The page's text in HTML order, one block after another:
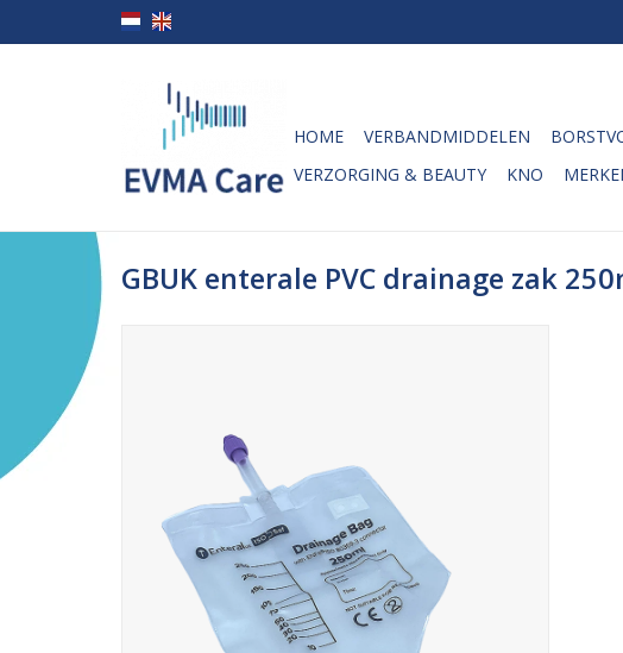
HOME VERBANDMIDDELEN
VERZORGING & BEAUTY
KNO
GBUK enterale PVC drainage zak